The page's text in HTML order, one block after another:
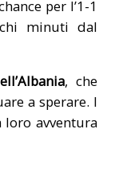
per l’1-1
minuti dal
, che
a sperare. I
avventura